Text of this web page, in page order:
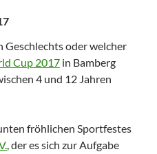
Geschlechts oder welcher
Cup 2017 in Bamberg
4 und 12 Jahren
fröhlichen Sportfestes
, der es sich zur Aufgabe